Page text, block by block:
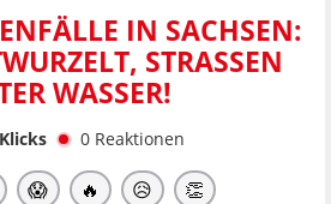
IN SACHSEN:
STRASSEN U
WASSER!
0 Reaktionen
😱 🔥 😥 👏